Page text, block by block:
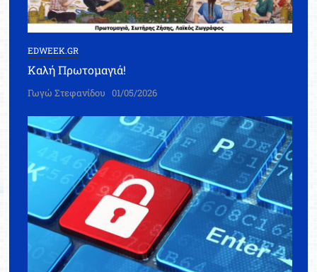
EDWEEK.GR
Καλή Πρωτομαγιά!
Γωγώ Στεφανίδου 01/05/2026